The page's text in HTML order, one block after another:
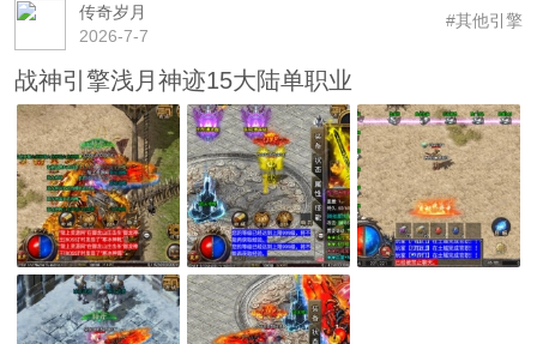
传奇岁月
2026-7-7
#其他引擎
战神引擎浅月神迹15大陆单职业